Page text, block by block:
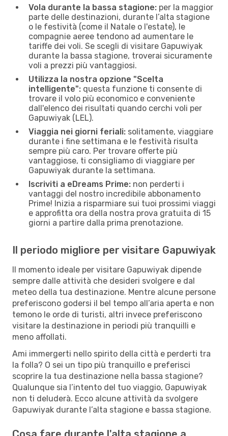
Vola durante la bassa stagione: per la maggior
parte delle destinazioni, durante l’alta stagione
o le festività (come il Natale o l'estate), le
compagnie aeree tendono ad aumentare le
tariffe dei voli. Se scegli di visitare Gapuwiyak
durante la bassa stagione, troverai sicuramente
voli a prezzi più vantaggiosi.
Utilizza la nostra opzione "Scelta
intelligente": questa funzione ti consente di
trovare il volo più economico e conveniente
dall'elenco dei risultati quando cerchi voli per
Gapuwiyak (LEL).
Viaggia nei giorni feriali: solitamente, viaggiare
durante i fine settimana e le festività risulta
sempre più caro. Per trovare offerte più
vantaggiose, ti consigliamo di viaggiare per
Gapuwiyak durante la settimana.
Iscriviti a eDreams Prime: non perderti i
vantaggi del nostro incredibile abbonamento
Prime! Inizia a risparmiare sui tuoi prossimi viaggi
e approfitta ora della nostra prova gratuita di 15
giorni a partire dalla prima prenotazione.
Il periodo migliore per visitare Gapuwiyak
Il momento ideale per visitare Gapuwiyak dipende
sempre dalle attività che desideri svolgere e dal
meteo della tua destinazione. Mentre alcune persone
preferiscono godersi il bel tempo all’aria aperta e non
temono le orde di turisti, altri invece preferiscono
visitare la destinazione in periodi più tranquilli e
meno affollati.
Ami immergerti nello spirito della città e perderti tra
la folla? O sei un tipo più tranquillo e preferisci
scoprire la tua destinazione nella bassa stagione?
Qualunque sia l’intento del tuo viaggio, Gapuwiyak
non ti deluderà. Ecco alcune attività da svolgere
Gapuwiyak durante l’alta stagione e bassa stagione.